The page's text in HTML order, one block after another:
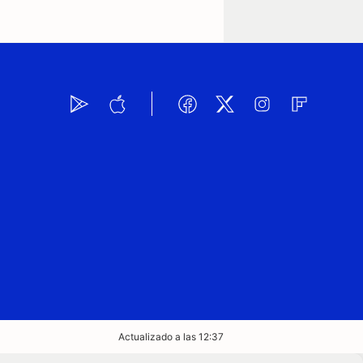
Actualizado a las 12:37